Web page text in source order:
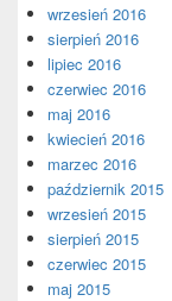
wrzesień 2016
sierpień 2016
lipiec 2016
czerwiec 2016
maj 2016
kwiecień 2016
marzec 2016
październik 2015
wrzesień 2015
sierpień 2015
czerwiec 2015
maj 2015